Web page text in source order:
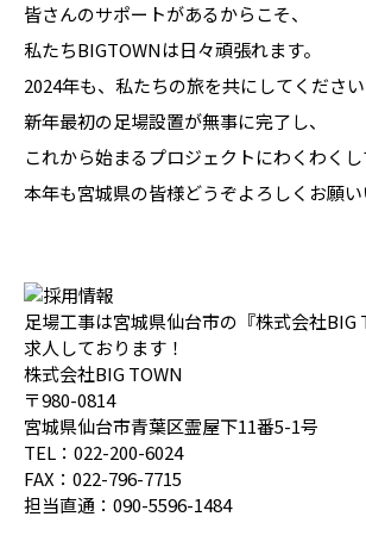
皆さんのサポートがあるからこそ、
私たちBIGTOWNは日々頑張れます。
2024年も、私たちの旅を共にしてください
新年最初の足場設置が無事に完了し、
これから始まるプロジェクトにわくわくし
本年も宮城県の皆様どうぞよろしくお願い
足場工事は宮城県仙台市の『株式会社BIG
求人しております！
株式会社BIG TOWN
〒980-0814
宮城県仙台市青葉区霊屋下11番5-1号
TEL：022-200-6024
FAX：022-796-7715
担当直通：090-5596-1484